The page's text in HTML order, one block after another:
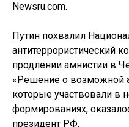
Newsru.com.
Путин похвалил
антитеррористический
продлении амнистии в
«Решение о возможной
которые участвовали в
формированиях,
президент РФ.